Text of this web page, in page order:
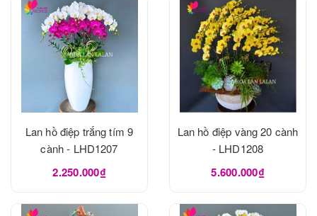
Lan hồ điệp trắng tím 9
cành - LHD1207
2.250.000₫
Lan hồ điệp vàng 20 cành
- LHD1208
5.600.000₫